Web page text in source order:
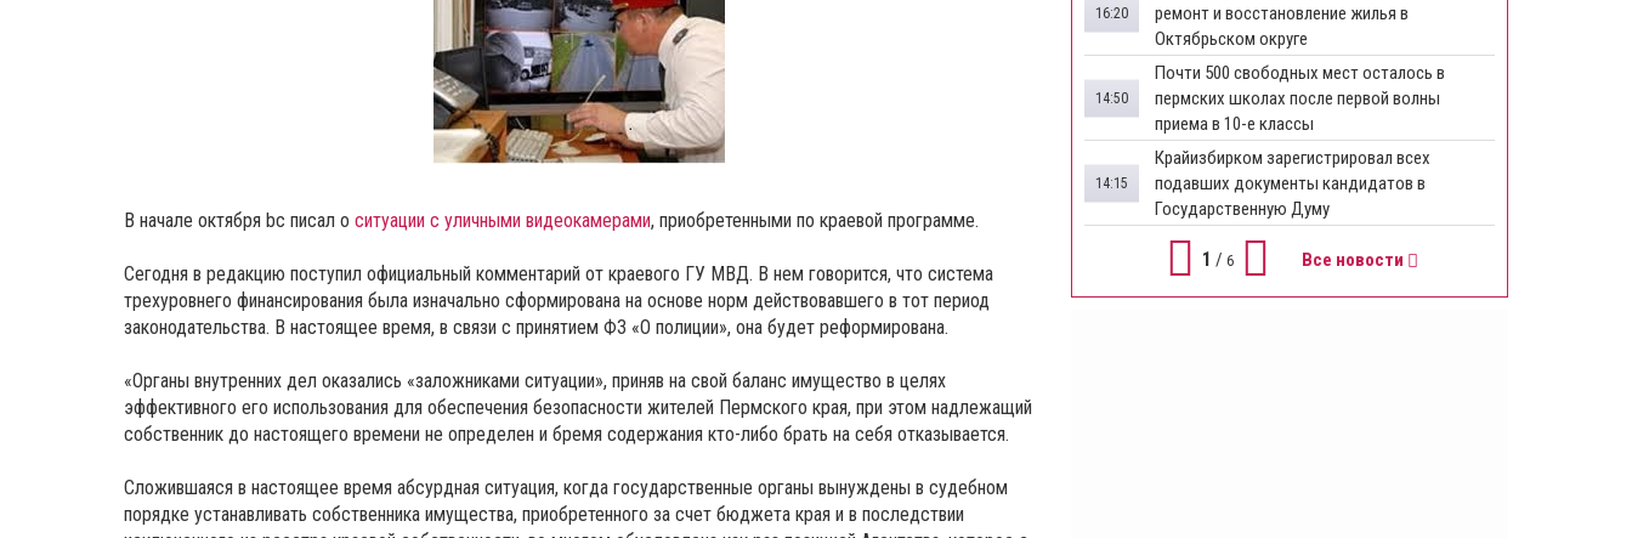
В начале октября bc писал о ситуации с уличными видеокамерами, приобретенными по краевой программе.
Сегодня в редакцию поступил официальный комментарий от краевого ГУ МВД. В нем говорится, что система
трехуровнего финансирования была изначально сформирована на основе норм действовавшего в тот период
законодательства. В настоящее время, в связи с принятием ФЗ «О полиции», она будет реформирована.
«Органы внутренних дел оказались «заложниками ситуации», приняв на свой баланс имущество в целях
эффективного его использования для обеспечения безопасности жителей Пермского края, при этом надлежащий
собственник до настоящего времени не определен и бремя содержания кто-либо брать на себя отказывается.
Сложившаяся в настоящее время абсурдная ситуация, когда государственные органы вынуждены в судебном
порядке устанавливать собственника имущества, приобретенного за счет бюджета края и в последствии
ремонт и восстановление жилья в
Октябрьском округе
16:20
Почти 500 свободных мест осталось в
пермских школах после первой волны
приема в 10-е классы
14:50
Крайизбирком зарегистрировал всех
подавших документы кандидатов в
Государственную Думу
14:15
1 / 6 Все новости